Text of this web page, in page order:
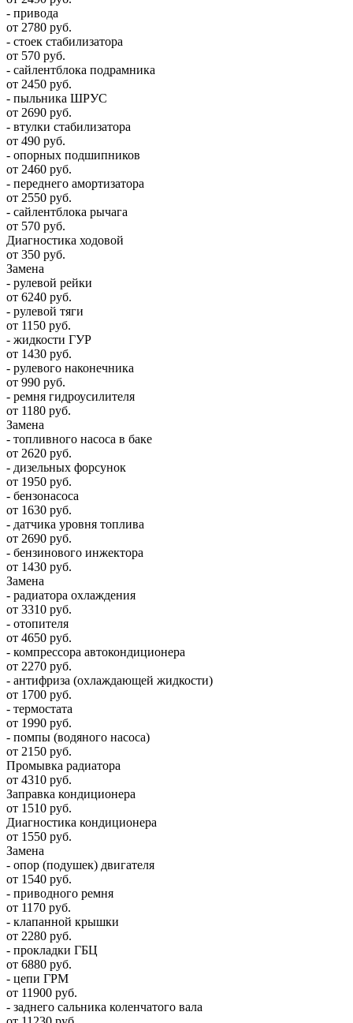
- привода
от 2780 руб.
- стоек стабилизатора
от 570 руб.
- сайлентблока подрамника
от 2450 руб.
- пыльника ШРУС
от 2690 руб.
- втулки стабилизатора
от 490 руб.
- опорных подшипников
от 2460 руб.
- переднего амортизатора
от 2550 руб.
- сайлентблока рычага
от 570 руб.
Диагностика ходовой
от 350 руб.
Замена
- рулевой рейки
от 6240 руб.
- рулевой тяги
от 1150 руб.
- жидкости ГУР
от 1430 руб.
- рулевого наконечника
от 990 руб.
- ремня гидроусилителя
от 1180 руб.
Замена
- топливного насоса в баке
от 2620 руб.
- дизельных форсунок
от 1950 руб.
- бензонасоса
от 1630 руб.
- датчика уровня топлива
от 2690 руб.
- бензинового инжектора
от 1430 руб.
Замена
- радиатора охлаждения
от 3310 руб.
- отопителя
от 4650 руб.
- компрессора автокондиционера
от 2270 руб.
- антифриза (охлаждающей жидкости)
от 1700 руб.
- термостата
от 1990 руб.
- помпы (водяного насоса)
от 2150 руб.
Промывка радиатора
от 4310 руб.
Заправка кондиционера
от 1510 руб.
Диагностика кондиционера
от 1550 руб.
Замена
- опор (подушек) двигателя
от 1540 руб.
- приводного ремня
от 1170 руб.
- клапанной крышки
от 2280 руб.
- прокладки ГБЦ
от 6880 руб.
- цепи ГРМ
от 11900 руб.
- заднего сальника коленчатого вала